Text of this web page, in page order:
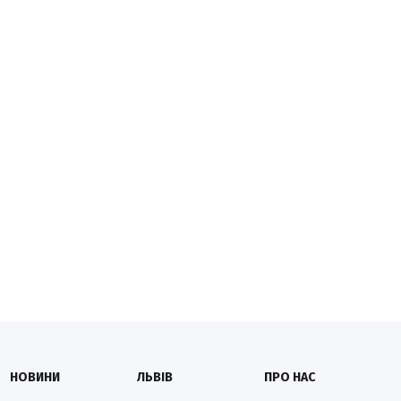
НОВИНИ
ЛЬВІВ
ПРО НАС